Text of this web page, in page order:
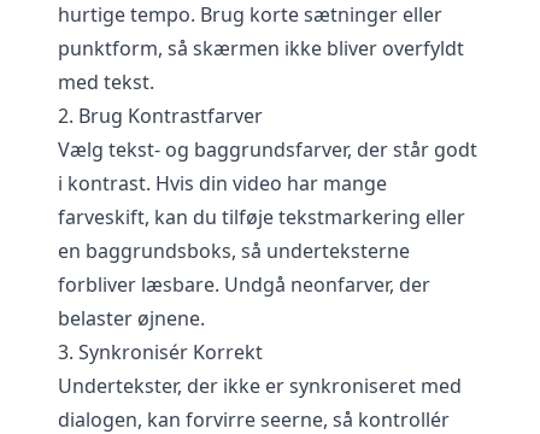
hurtige tempo. Brug korte sætninger eller
punktform, så skærmen ikke bliver overfyldt
med tekst.
2. Brug Kontrastfarver
Vælg tekst- og baggrundsfarver, der står godt
i kontrast. Hvis din video har mange
farveskift, kan du tilføje tekstmarkering eller
en baggrundsboks, så underteksterne
forbliver læsbare. Undgå neonfarver, der
belaster øjnene.
3. Synkronisér Korrekt
Undertekster, der ikke er synkroniseret med
dialogen, kan forvirre seerne, så kontrollér